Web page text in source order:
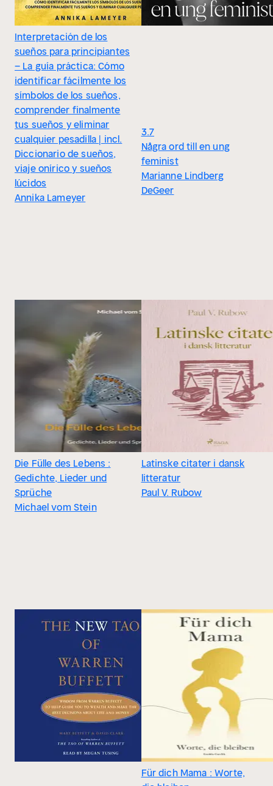
Interpretación de los
sueños para principiantes
– La guía práctica: Cómo
identificar fácilmente los
símbolos de los sueños,
comprender finalmente
tus sueños y eliminar
cualquier pesadilla | incl.
Diccionario de sueños,
viaje onírico y sueños
lúcidos
Annika Lameyer
3.7
Några ord till en ung
feminist
Marianne Lindberg
DeGeer
Die Fülle des Lebens :
Gedichte, Lieder und
Sprüche
Michael vom Stein
Latinske citater i dansk
litteratur
Paul V. Rubow
Für dich Mama : Worte,